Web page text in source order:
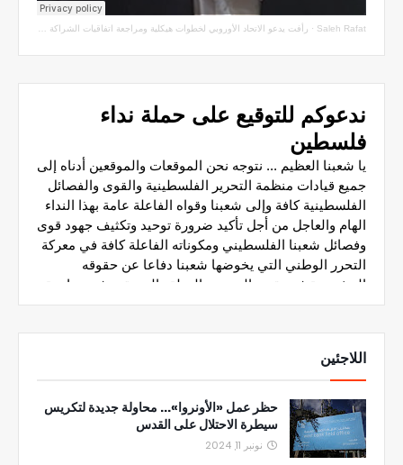
Saleh Rafat
· رأفت يدعو الاتحاد الأوروبي لخطوات هيكلية ومراجعة اتفاقيات الشراكة مع سلطة الاحتلال
اللاجئين
حظر عمل «الأونروا»... محاولة جديدة لتكريس
سيطرة الاحتلال على القدس
نونبر 11, 2024